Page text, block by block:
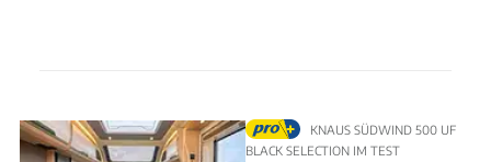
KNAUS SÜDWIND 500 UF
BLACK SELECTION IM TEST